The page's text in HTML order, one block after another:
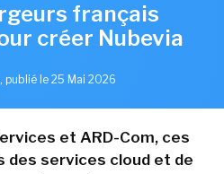
français
créer Nubevia
, publié le 25 Mai 2026
et ARD-Com, ces
services cloud et de